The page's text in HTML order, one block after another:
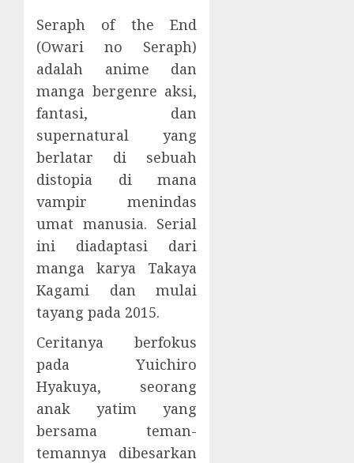
Seraph of the End
(Owari no Seraph)
adalah anime dan
manga bergenre aksi,
fantasi, dan
supernatural yang
berlatar di sebuah
distopia di mana
vampir menindas
umat manusia. Serial
ini diadaptasi dari
manga karya Takaya
Kagami dan mulai
tayang pada 2015.
Ceritanya berfokus
pada Yuichiro
Hyakuya, seorang
anak yatim yang
bersama teman-
temannya dibesarkan